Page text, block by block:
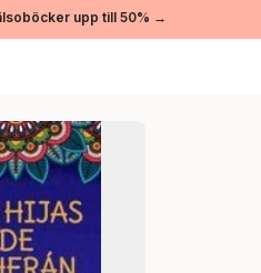
upp till 50% →